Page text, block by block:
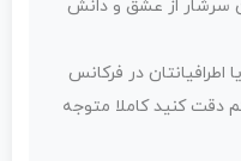
سرشار از عشق و دانش
در فرکانس
کنید کاملا متوجه